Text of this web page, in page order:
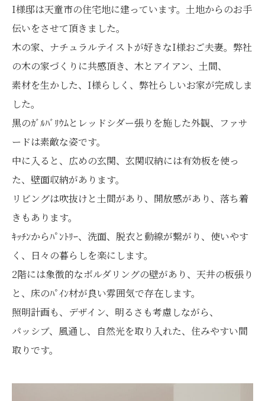
I様邸は天童市の住宅地に建っています。土地からのお手
伝いをさせて頂きました。
木の家、ナチュラルテイストが好きなI様おご夫妻。弊社
の木の家づくりに共感頂き、木とアイアン、土間、
素材を生かした、I様らしく、弊社らしいお家が完成しま
した。
黒のｶﾞﾙﾊﾞﾘｳﾑとレッドシダー張りを施した外観、ファサ
ードは素敵な姿です。
中に入ると、広めの玄関、玄関収納には有効板を使っ
た、壁面収納があります。
リビングは吹抜けと土間があり、開放感があり、落ち着
きもあります。
ｷｯﾁﾝからﾊﾟﾝﾄﾘｰ、洗面、脱衣と動線が繋がり、使いやす
く、日々の暮らしを楽にします。
2階には象徴的なボルダリングの壁があり、天井の板張り
と、床のﾊﾟｲﾝ材が良い雰囲気で存在します。
照明計画も、デザイン、明るさも考慮しながら、
パッシブ、風通し、自然光を取り入れた、住みやすい間
取りです。